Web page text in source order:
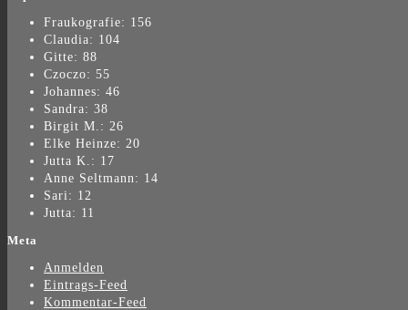
Fraukografie: 156
Claudia: 104
Gitte: 88
Czoczo: 55
Johannes: 46
Sandra: 38
Birgit M.: 26
Elke Heinze: 20
Jutta K.: 17
Anne Seltmann: 14
Sari: 12
Jutta: 11
Meta
Anmelden
Eintrags-Feed
Kommentar-Feed